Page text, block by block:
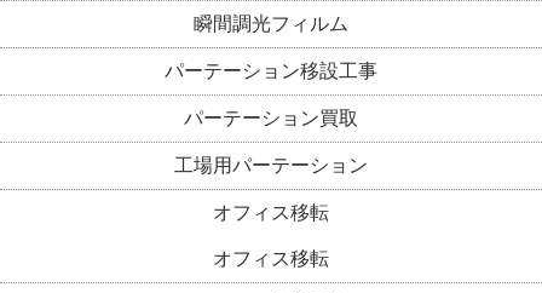
瞬間調光フィルム
パーテーション移設工事
パーテーション買取
工場用パーテーション
オフィス移転
オフィス移転